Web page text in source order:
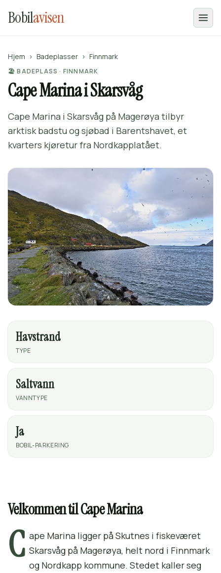
Bobilavisen
Hjem › Badeplasser › Finnmark
🏖️ BADEPLASS · FINNMARK
Cape Marina i Skarsvåg
Cape Marina i Skarsvåg på Magerøya tilbyr
arktisk badstu og sjøbad i Barentshavet, et
kvarters kjøretur fra Nordkapplatået.
Havstrand
TYPE
Saltvann
VANNTYPE
Ja
BOBIL-PARKERING
Velkommen til Cape Marina
C ape Marina ligger på Skutnes i fiskeværet
Skarsvåg på Magerøya, helt nord i Finnmark
og Nordkapp kommune. Stedet kaller seg